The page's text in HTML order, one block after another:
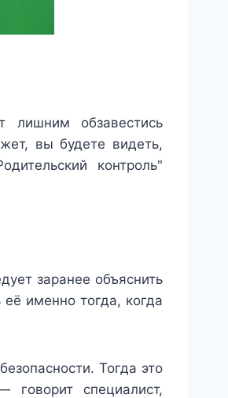
обзавестись
вы будете видеть,
контроль"
заранее объяснить
именно тогда, когда
Тогда это
специалист,